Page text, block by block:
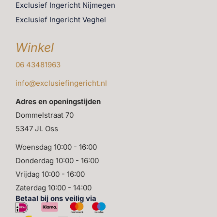
maar ook voor hoogte en diepte in de tuin.
verschillende zones in de tuin te creëren, bijvoorbeeld
een gezellige hoek met een zitje of een mooie entree bij
de voordeur. Door te spelen met kleuren, materialen en
plantensoorten wordt de tuin persoonlijk en
een accessoire, maar een sfeervol element dat bijdraagt
Exclusief Ingericht Nijmegen
Exclusief Ingericht Veghel
Winkel
06 43481963
info@exclusiefingericht.nl
Adres en openingstijden
Dommelstraat 70
5347 JL Oss
Woensdag 10:00 - 16:00
Donderdag 10:00 - 16:00
Vrijdag 10:00 - 16:00
Zaterdag 10:00 - 14:00
Betaal bij ons veilig via